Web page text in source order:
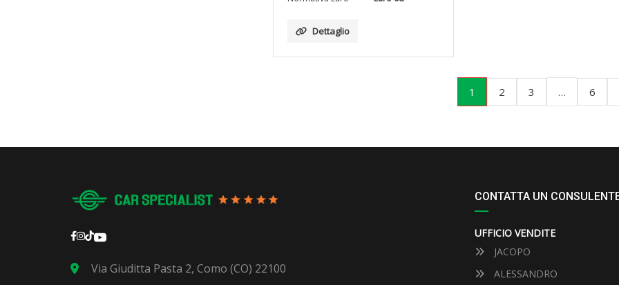
Dettaglio
1 2 3 … 6
Via Giuditta Pasta 2, Como (CO) 22100
CONTATTA UN
UFFICIO VENDITE
JACOPO
ALESSANDRO